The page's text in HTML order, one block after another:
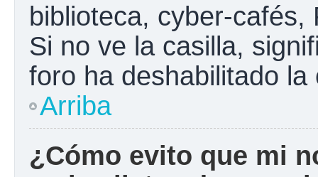
biblioteca, cyber-
Si no ve la casilla,
foro ha deshabilitado la
Arriba
¿Cómo evito que mi